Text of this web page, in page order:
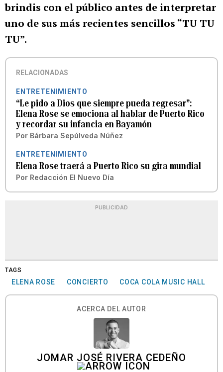
brindis con el público antes de interpretar
uno de sus más recientes sencillos “TU TU
TU”.
RELACIONADAS
ENTRETENIMIENTO
“Le pido a Dios que siempre pueda regresar”:
Elena Rose se emociona al hablar de Puerto Rico
y recordar su infancia en Bayamón
Por Bárbara Sepúlveda Núñez
ENTRETENIMIENTO
Elena Rose traerá a Puerto Rico su gira mundial
Por Redacción El Nuevo Día
PUBLICIDAD
TAGS
ELENA ROSE CONCIERTO COCA COLA MUSIC HALL
ACERCA DEL AUTOR
JOMAR JOSÉ RIVERA CEDEÑO